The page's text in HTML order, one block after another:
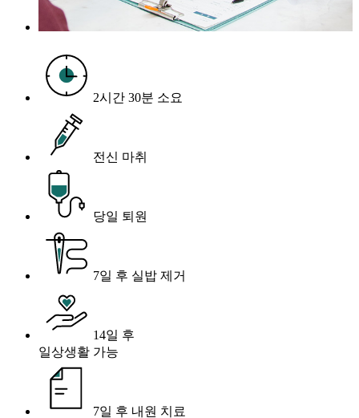
2시간 30분 소요
전신 마취
당일 퇴원
7일 후 실밥 제거
14일 후
일상생활 가능
7일 후 내원 치료